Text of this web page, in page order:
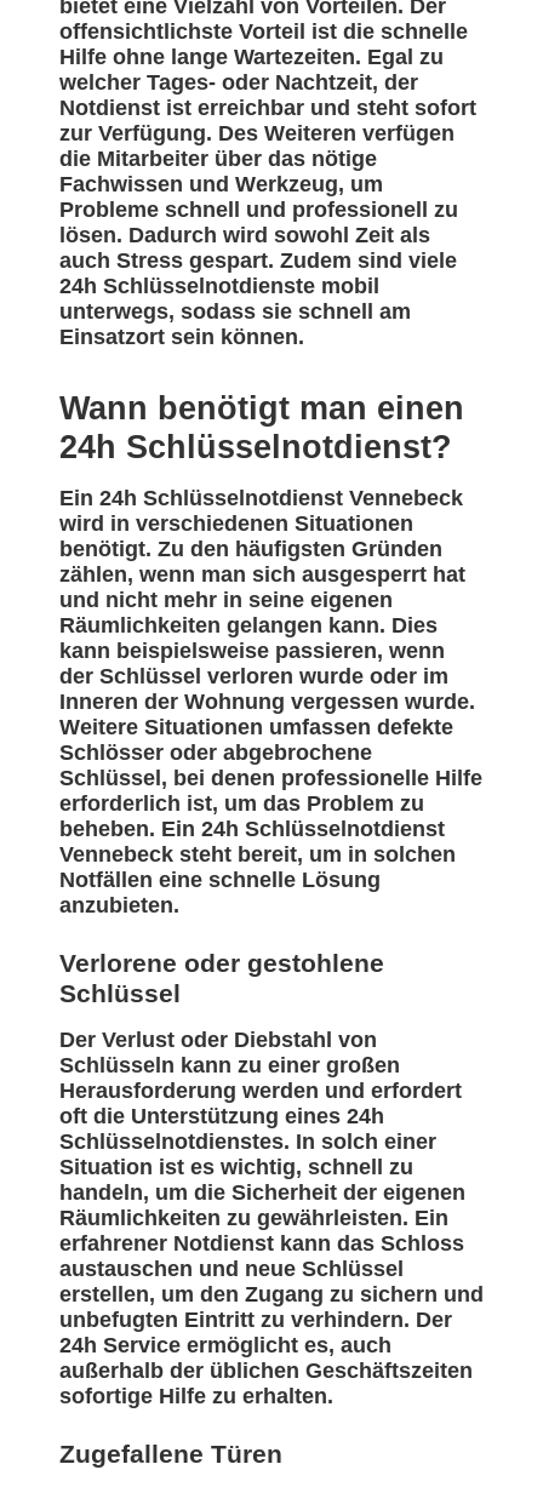
bietet eine Vielzahl von Vorteilen. Der
offensichtlichste Vorteil ist die schnelle
Hilfe ohne lange Wartezeiten. Egal zu
welcher Tages- oder Nachtzeit, der
Notdienst ist erreichbar und steht sofort
zur Verfügung. Des Weiteren verfügen
die Mitarbeiter über das nötige
Fachwissen und Werkzeug, um
Probleme schnell und professionell zu
lösen. Dadurch wird sowohl Zeit als
auch Stress gespart. Zudem sind viele
24h Schlüsselnotdienste mobil
unterwegs, sodass sie schnell am
Einsatzort sein können.
Wann benötigt man einen
24h Schlüsselnotdienst?
Ein 24h Schlüsselnotdienst Vennebeck
wird in verschiedenen Situationen
benötigt. Zu den häufigsten Gründen
zählen, wenn man sich ausgesperrt hat
und nicht mehr in seine eigenen
Räumlichkeiten gelangen kann. Dies
kann beispielsweise passieren, wenn
der Schlüssel verloren wurde oder im
Inneren der Wohnung vergessen wurde.
Weitere Situationen umfassen defekte
Schlösser oder abgebrochene
Schlüssel, bei denen professionelle Hilfe
erforderlich ist, um das Problem zu
beheben. Ein 24h Schlüsselnotdienst
Vennebeck steht bereit, um in solchen
Notfällen eine schnelle Lösung
anzubieten.
Verlorene oder gestohlene
Schlüssel
Der Verlust oder Diebstahl von
Schlüsseln kann zu einer großen
Herausforderung werden und erfordert
oft die Unterstützung eines 24h
Schlüsselnotdienstes. In solch einer
Situation ist es wichtig, schnell zu
handeln, um die Sicherheit der eigenen
Räumlichkeiten zu gewährleisten. Ein
erfahrener Notdienst kann das Schloss
austauschen und neue Schlüssel
erstellen, um den Zugang zu sichern und
unbefugten Eintritt zu verhindern. Der
24h Service ermöglicht es, auch
außerhalb der üblichen Geschäftszeiten
sofortige Hilfe zu erhalten.
Zugefallene Türen